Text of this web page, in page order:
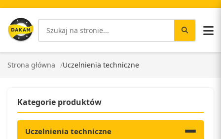
Strona główna Uczelnienia techniczne
Kategorie produktów
Uczelnienia techniczne